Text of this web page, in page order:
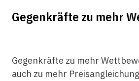
Gegenkräfte zu mehr
Gegenkräfte zu mehr
auch zu mehr